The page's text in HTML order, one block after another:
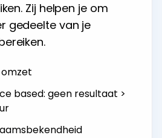
Zij helpen je om
gedeelte van je
based: geen resultaat >